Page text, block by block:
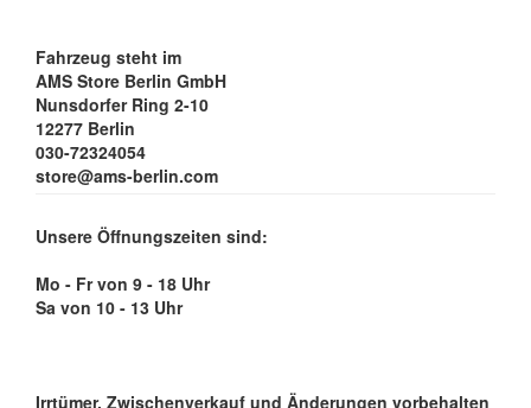
Fahrzeug steht im
AMS Store Berlin GmbH
Nunsdorfer Ring 2-10
12277 Berlin
030-72324054
store@ams-berlin.com
Unsere Öffnungszeiten sind:
Mo - Fr von 9 - 18 Uhr
Sa von 10 - 13 Uhr
Irrtümer, Zwischenverkauf und Änderungen vorbehalten